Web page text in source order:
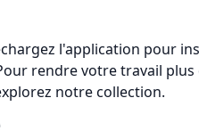
l'application pour
rendre votre travail
notre collection.